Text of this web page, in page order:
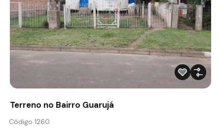
Terreno no Bairro Guarujá
Código 1260